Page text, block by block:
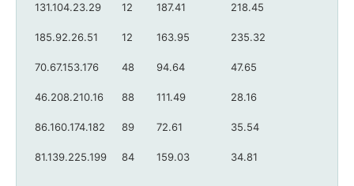
131.104.23.29 12 187.41 218.45
185.92.26.51 12 163.95 235.32
70.67.153.176 48 94.64 47.65
46.208.210.16 88 111.49 28.16
86.160.174.182 89 72.61 35.54
81.139.225.199 84 159.03 34.81